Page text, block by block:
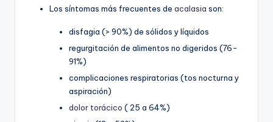
Los síntomas más frecuentes de acalasia son:
disfagia (> 90%) de sólidos y líquidos
regurgitación de alimentos no digeridos (76-
91%)
complicaciones respiratorias (tos nocturna y
aspiración)
dolor torácico ( 25 a 64%)